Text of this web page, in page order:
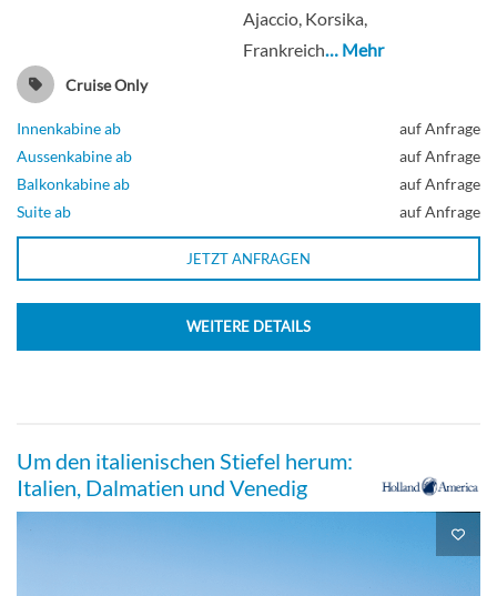
Neptune Suite-[SA]
Deck Rotterdam
Suite
Obere Promenade
Suite
Ajaccio, Korsika,
Frankreich… Mehr
Cruise Only
Innenkabine ab
auf Anfrage
Aussenkabine ab
auf Anfrage
Balkonkabine ab
auf Anfrage
Suite ab
auf Anfrage
JETZT ANFRAGEN
WEITERE DETAILS
Um den italienischen Stiefel herum:
Italien, Dalmatien und Venedig